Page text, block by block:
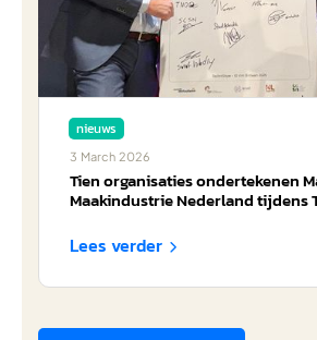
nieuws
3 March 2026
Tien organisaties ondertekenen
Maakindustrie Nederland tijdens
Lees verder 